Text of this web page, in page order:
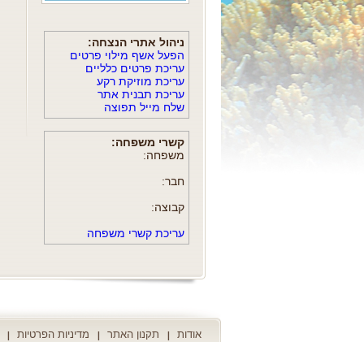
ניהול אתרי הנצחה:
הפעל אשף מילוי פרטים
עריכת פרטים כלליים
עריכת מוזיקת רקע
עריכת תבנית אתר
שלח מייל תפוצה
קשרי משפחה:
משפחה:
חבר:
קבוצה:
עריכת קשרי משפחה
אודות תקנון האתר מדיניות הפרטיות